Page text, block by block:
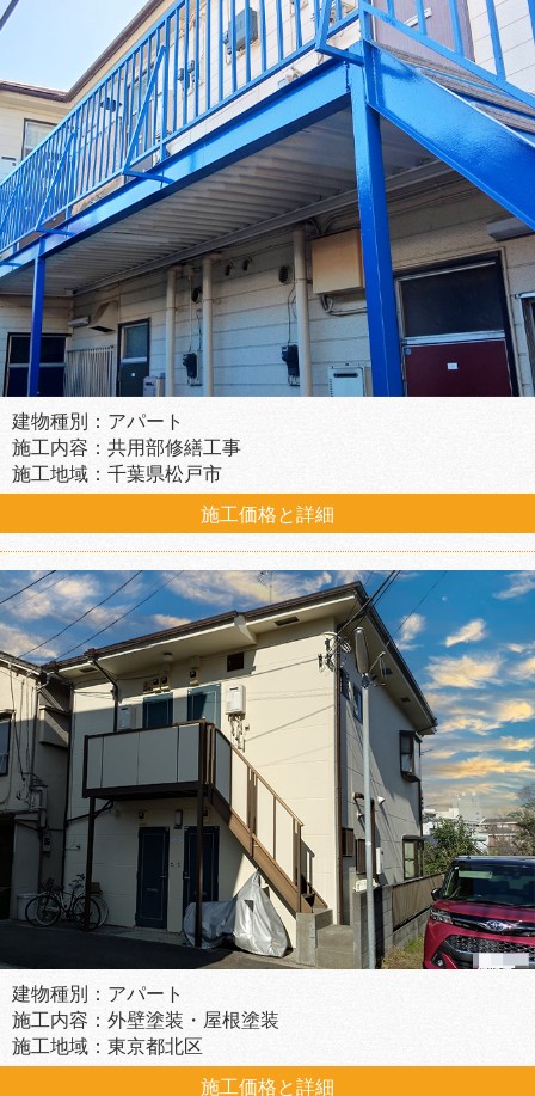
建物種別：アパート
施工内容：共用部修繕工事
施工地域：千葉県松戸市
施工価格と詳細
建物種別：アパート
施工内容：外壁塗装・屋根塗装
施工地域：東京都北区
施工価格と詳細